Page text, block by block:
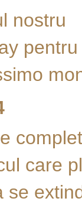
nostru
care
se